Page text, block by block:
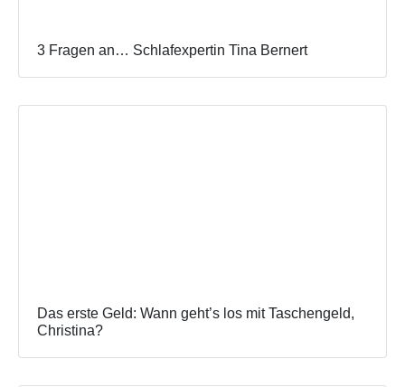
3 Fragen an… Schlafexpertin Tina Bernert
Das erste Geld: Wann geht’s los mit Taschengeld,
Christina?